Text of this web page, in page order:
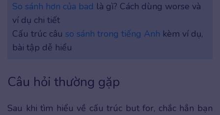
So sánh hơn của bad là gì? Cách dùng worse và
ví dụ chi tiết
Cấu trúc câu so sánh trong tiếng Anh kèm ví dụ,
bài tập dễ hiểu
Câu hỏi thường gặp
Sau khi tìm hiểu về cấu trúc but for, chắc hẳn bạn